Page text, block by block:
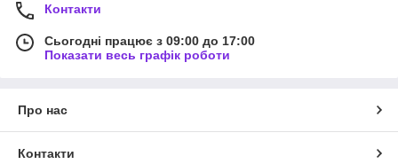
Контакти
Сьогодні працює з 09:00 до 17:00
Показати весь графік роботи
Про нас
Контакти